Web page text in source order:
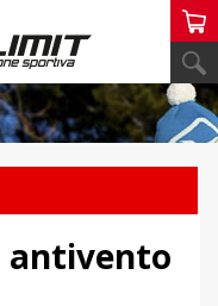
antivento